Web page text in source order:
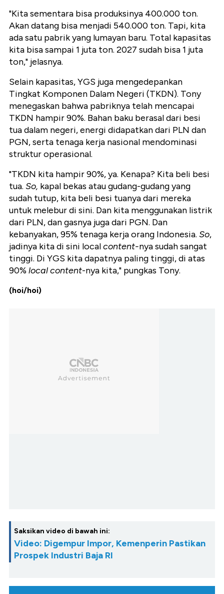
"Kita sementara bisa produksinya 400.000 ton.
Akan datang bisa menjadi 540.000 ton. Tapi, kita
ada satu pabrik yang lumayan baru. Total kapasitas
kita bisa sampai 1 juta ton. 2027 sudah bisa 1 juta
ton," jelasnya.
Selain kapasitas, YGS juga mengedepankan
Tingkat Komponen Dalam Negeri (TKDN). Tony
menegaskan bahwa pabriknya telah mencapai
TKDN hampir 90%. Bahan baku berasal dari besi
tua dalam negeri, energi didapatkan dari PLN dan
PGN, serta tenaga kerja nasional mendominasi
struktur operasional.
"TKDN kita hampir 90%, ya. Kenapa? Kita beli besi
tua. So, kapal bekas atau gudang-gudang yang
sudah tutup, kita beli besi tuanya dari mereka
untuk melebur di sini. Dan kita menggunakan listrik
dari PLN, dan gasnya juga dari PGN. Dan
kebanyakan, 95% tenaga kerja orang Indonesia. So,
jadinya kita di sini localcontent-nya sudah sangat
tinggi. Di YGS kita dapatnya paling tinggi, di atas
90% local content-nya kita," pungkas Tony.
(hoi/hoi)
Saksikan video di bawah ini:
Video: Digempur Impor, Kemenperin Pastikan
Prospek Industri Baja RI